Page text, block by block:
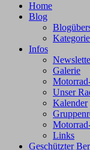
Home
Blog
Infos
Galerie
Unser
Kalender
Links
Geschützter